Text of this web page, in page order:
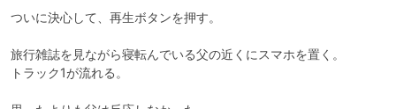
ついに決心して、再生ボタンを押す。
旅行雑誌を見ながら寝転んでいる父の近くにスマホを置く。
トラック1が流れる。